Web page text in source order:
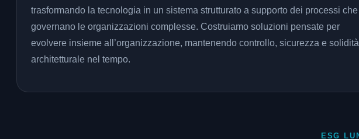
trasformando la tecnologia in un sistema strutturato a supporto dei processi che
governano le organizzazioni complesse. Costruiamo soluzioni pensate per
evolvere insieme all’organizzazione, mantenendo controllo, sicurezza e solidità
architetturale nel tempo.
ESG